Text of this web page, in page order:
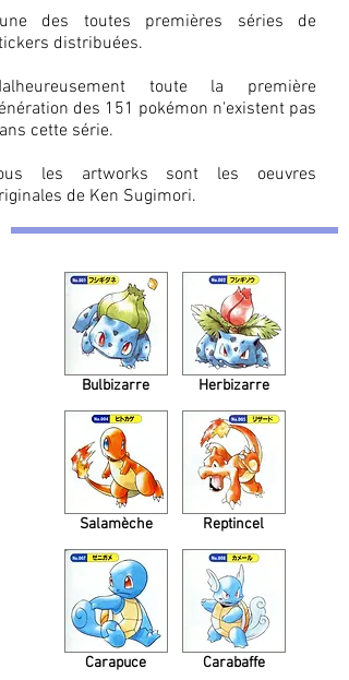
des toutes premières séries de
distribuées.
toute la première
des 151 pokémon n'existent pas
cette série.
les artworks sont les oeuvres
de Ken Sugimori.
Bulbizarre
Salamèche
Carapuce
Herbizarre
Reptincel
Carabaffe